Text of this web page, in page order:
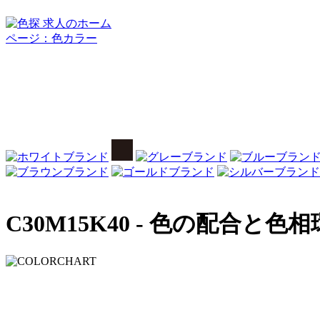
C30M15K40 - 色の配合と色相